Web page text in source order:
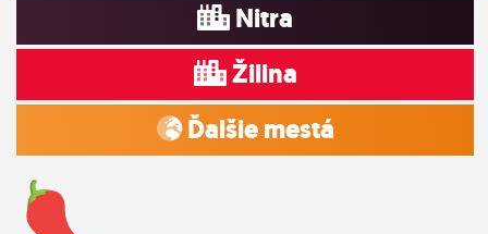
Nitra
Žilina
Ďalšie mestá